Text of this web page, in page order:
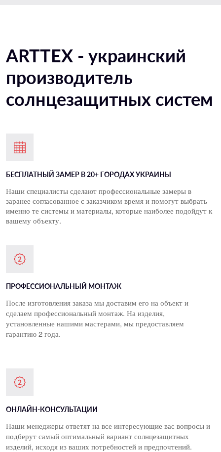
ARTTEX - украинский
производитель
солнцезащитных систем
БЕСПЛАТНЫЙ ЗАМЕР В 20+ ГОРОДАХ УКРАИНЫ
Наши специалисты сделают профессиональные замеры в
заранее согласованное с заказчиком время и помогут выбрать
именно те системы и материалы, которые наиболее подойдут к
вашему объекту.
ПРОФЕССИОНАЛЬНЫЙ МОНТАЖ
После изготовления заказа мы доставим его на объект и
сделаем профессиональный монтаж. На изделия,
установленные нашими мастерами, мы предоставляем
гарантию 2 года.
ОНЛАЙН-КОНСУЛЬТАЦИИ
Наши менеджеры ответят на все интересующие вас вопросы и
подберут самый оптимальный вариант солнцезащитных
изделий, исходя из ваших потребностей и предпочтений.